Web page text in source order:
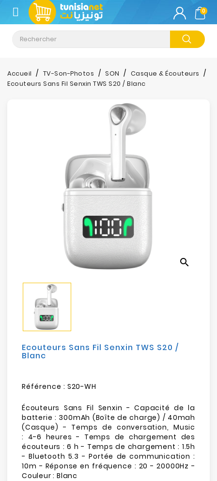
CATÉGORIE
Climatisation
Informatique
Electroménager
Sécurité
Mobilités
0
Accueil TV-Son-Photos SON
Casque & Écouteurs
Ecouteurs Sans Fil Senxin TWS S20 / Blanc
search
Ecouteurs Sans Fil Senxin TWS S20 /
Blanc
Référence : S20-WH
Écouteurs Sans Fil Senxin - Capacité de la
batterie : 300mAh (Boîte de charge) / 40mah
(Casque) - Temps de conversation, Music
: 4-6 heures - Temps de chargement des
écouteurs : 6 h - Temps de chargement : 1.5h
- Bluetooth 5.3 - Portée de communication :
10m - Réponse en fréquence : 20 - 20000Hz -
Couleur : Blanc